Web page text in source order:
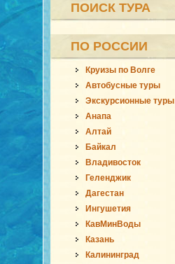
ПОИСК ТУРА
ПО РОССИИ
Круизы по Волге
Автобусные туры
Экскурсионные туры
Анапа
Алтай
Байкал
Владивосток
Геленджик
Дагестан
Ингушетия
КавМинВоды
Казань
Калининград